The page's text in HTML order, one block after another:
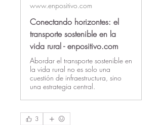
www.enpositivo.com
Conectando horizontes: el
transporte sostenible en la
vida rural - enpositivo.com
Abordar el transporte sostenible en
la vida rural no es solo una
cuestión de infraestructura, sino
una estrategia central.
3